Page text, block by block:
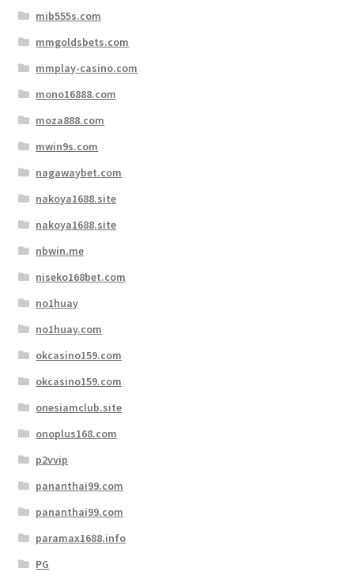
mib555s.com
mmgoldsbets.com
mmplay-casino.com
mono16888.com
moza888.com
mwin9s.com
nagawaybet.com
nakoya1688.site
nakoya1688.site
nbwin.me
niseko168bet.com
no1huay
no1huay.com
okcasino159.com
okcasino159.com
onesiamclub.site
onoplus168.com
p2vvip
pananthai99.com
pananthai99.com
paramax1688.info
PG